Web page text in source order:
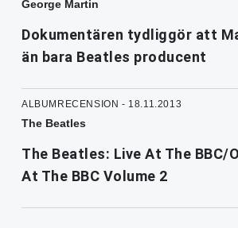
George Martin
Dokumentären tydliggör att
än bara Beatles producent
ALBUMRECENSION - 18.11.2013
The Beatles
The Beatles: Live At The BBC/
At The BBC Volume 2